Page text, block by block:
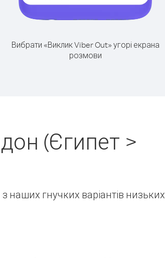
Вибрати «Виклик Viber Out» угорі екрана
розмови
(Єгипет >
наших гнучких варіантів низьких